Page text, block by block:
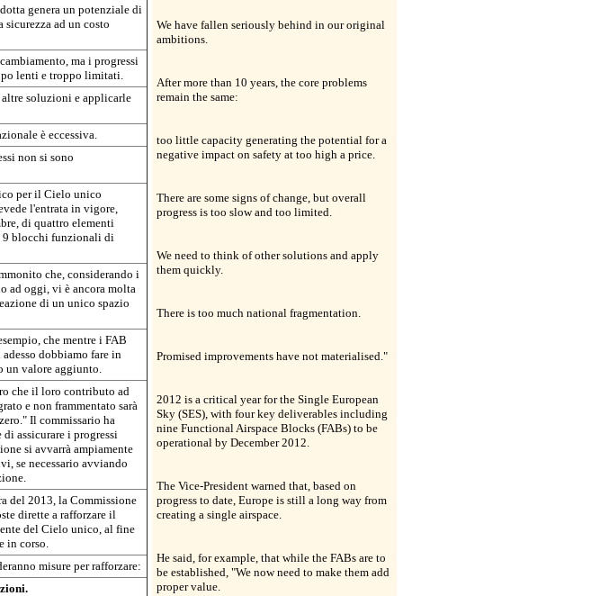
genera un potenziale di
ad un costo
ma i progressi
lenti e troppo limitati.
altre soluzioni e applicarle
è eccessiva.
non si sono
per il Cielo unico
l'entrata in vigore,
di quattro elementi
9 blocchi funzionali di
che, considerando i
ad oggi, vi è ancora molta
di un unico spazio
che mentre i FAB
dobbiamo fare in
un valore aggiunto.
che il loro contributo ad
e non frammentato sarà
Il commissario ha
assicurare i progressi
si avvarrà ampiamente
se necessario avviando
del 2013, la Commissione
dirette a rafforzare il
del Cielo unico, al fine
in corso.
misure per rafforzare:
We have fallen seriously behind in our original
ambitions.
After more than 10 years, the core problems
remain the same:
too little capacity generating the potential for a
negative impact on safety at too high a price.
There are some signs of change, but overall
progress is too slow and too limited.
We need to think of other solutions and apply
them quickly.
There is too much national fragmentation.
Promised improvements have not materialised."
2012 is a critical year for the Single European
Sky (SES), with four key deliverables including
nine Functional Airspace Blocks (FABs) to be
operational by December 2012.
The Vice-President warned that, based on
progress to date, Europe is still a long way from
creating a single airspace.
He said, for example, that while the FABs are to
be established, "We now need to make them add
proper value.